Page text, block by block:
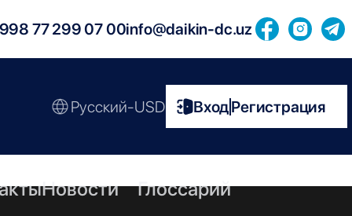
77 299 07 00info@daikin-dc.uz
Русский-USD ВходРегистрация
Новости Глоссарий